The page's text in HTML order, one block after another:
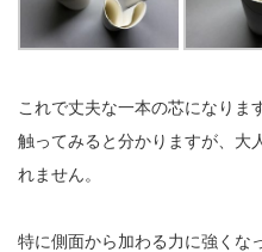
これで丈夫な一本の芯になりま
触ってみると分かりますが、大
れません。
特に側面から加わる力に強くな